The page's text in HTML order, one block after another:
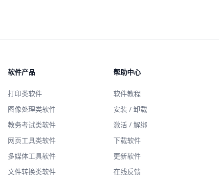
软件产品
打印类软件
图像处理类软件
教务考试类软件
网页工具类软件
多媒体工具软件
文件转换类软件
帮助中心
软件教程
安装 / 卸载
激活 / 解绑
下载软件
更新软件
在线反馈